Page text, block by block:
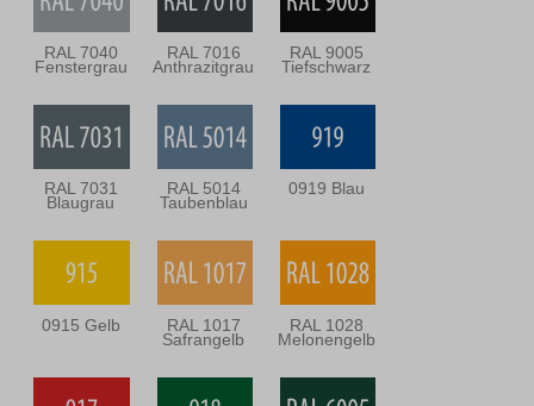
RAL 7040
Fenstergrau
RAL 7016
Anthrazitgrau
RAL 9005
Tiefschwarz
RAL 7031
Blaugrau
RAL 5014
Taubenblau
0919 Blau
0915 Gelb RAL 1017
Safrangelb
RAL 1028
Melonengelb